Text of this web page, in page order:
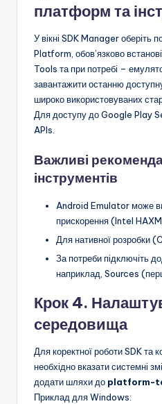
платформ та
У вікні SDK Manager оберіть
Platform, обов’язково
Tools та при потребі –
завантажити останню
широко використовуваних
Для доступу до Google Play
APIs.
Важливі
інструментів
Android Emulator може
прискорення (Intel
Для нативної розробки
За потреби підключіть
наприклад, Sources
Крок 4.
середовища
Для коректної роботи SDK та
необхідно вказати системні
додати шляхи до platform-
Приклад для Windows: